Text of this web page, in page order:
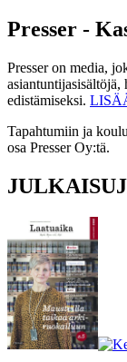
Presser -
Presser on media,
asiantuntijasisältöjä,
edistämiseksi.
Tapahtumiin ja
osa Presser Oy:tä.